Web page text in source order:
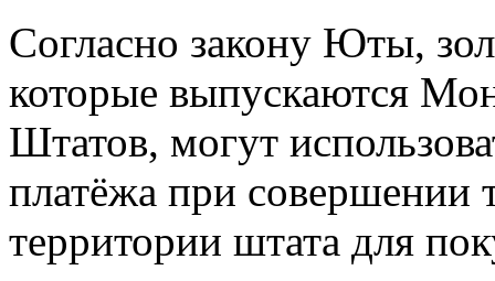
Согласно закону Юты,
которые выпускаются
Штатов, могут
платёжа при совершении
территории штата для